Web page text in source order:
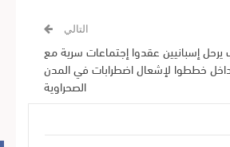
التالي
يرحل إسبانيين عقدوا إجتماعات سرية مع
خططوا لإشعال اضطرابات في المدن
الصحراوية